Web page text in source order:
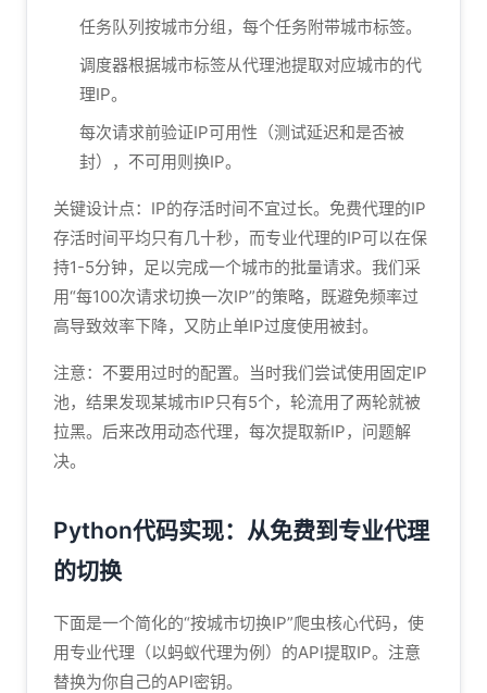
任务队列按城市分组，每个任务附带城市标签。
调度器根据城市标签从代理池提取对应城市的代
理IP。
每次请求前验证IP可用性（测试延迟和是否被
封），不可用则换IP。
关键设计点：IP的存活时间不宜过长。免费代理的IP
存活时间平均只有几十秒，而专业代理的IP可以在保
持1-5分钟，足以完成一个城市的批量请求。我们采
用“每100次请求切换一次IP”的策略，既避免频率过
高导致效率下降，又防止单IP过度使用被封。
注意：不要用过时的配置。当时我们尝试使用固定IP
池，结果发现某城市IP只有5个，轮流用了两轮就被
拉黑。后来改用动态代理，每次提取新IP，问题解
决。
Python代码实现：从免费到专业代理
的切换
下面是一个简化的“按城市切换IP”爬虫核心代码，使
用专业代理（以蚂蚁代理为例）的API提取IP。注意
替换为你自己的API密钥。